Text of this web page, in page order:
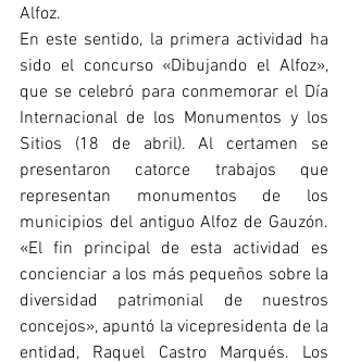
Alfoz.
En este sentido, la primera actividad ha
sido el concurso «Dibujando el Alfoz»,
que se celebró para conmemorar el Día
Internacional de los Monumentos y los
Sitios (18 de abril). Al certamen se
presentaron catorce trabajos que
representan monumentos de los
municipios del antiguo Alfoz de Gauzón.
«El fin principal de esta actividad es
concienciar a los más pequeños sobre la
diversidad patrimonial de nuestros
concejos», apuntó la vicepresidenta de la
entidad, Raquel Castro Marqués. Los